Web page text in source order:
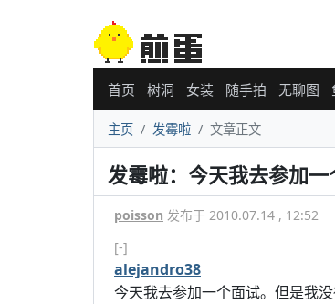
首页 树洞 女装 随手拍 无聊图
主页 发霉啦 文章正文
发霉啦：今天我去参加一
poisson 发布于 2010.07.14 , 12:52
[-]
alejandro38
今天我去参加一个面试。但是我